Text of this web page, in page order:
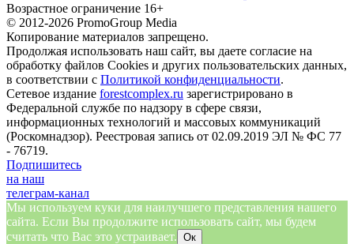
Возрастное ограничение 16+
© 2012-2026 PromoGroup Media
Копирование материалов запрещено.
Продолжая использовать наш сайт, вы даете согласие на
обработку файлов Cookies и других пользовательских данных,
в соответствии с Политикой конфиденциальности.
Сетевое издание forestcomplex.ru зарегистрировано в
Федеральной службе по надзору в сфере связи,
информационных технологий и массовых коммуникаций
(Роскомнадзор). Реестровая запись от 02.09.2019 ЭЛ № ФС 77
- 76719.
Подпишитесь
на наш
телеграм-канал
Мы используем куки для наилучшего представления нашего
сайта. Если Вы продолжите использовать сайт, мы будем
считать что Вас это устраивает. Ок